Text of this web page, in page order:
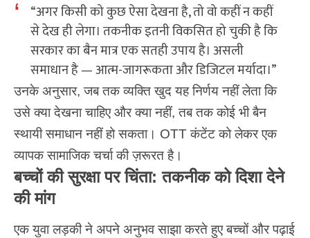
“अगर किसी को कुछ ऐसा देखना है, तो वो कहीं न कहीं
से देख ही लेगा। तकनीक इतनी विकसित हो चुकी है कि
सरकार का बैन मात्र एक सतही उपाय है। असली
समाधान है — आत्म-जागरूकता और डिजिटल मर्यादा।”
उनके अनुसार, जब तक व्यक्ति खुद यह निर्णय नहीं लेता कि
उसे क्या देखना चाहिए और क्या नहीं, तब तक कोई भी बैन
स्थायी समाधान नहीं हो सकता। OTT कंटेंट को लेकर एक
व्यापक सामाजिक चर्चा की ज़रूरत है।
बच्चों की सुरक्षा पर चिंता: तकनीक को दिशा देने
की मांग
एक युवा लड़की ने अपने अनुभव साझा करते हुए बच्चों और पढ़ाई